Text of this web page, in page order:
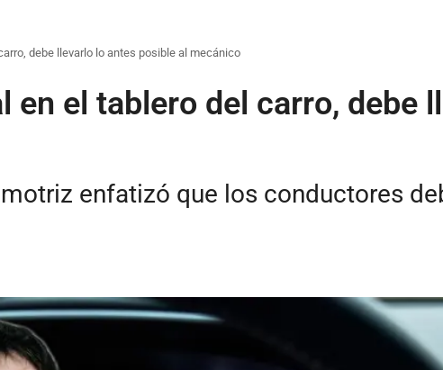
debe llevarlo lo antes posible al mecánico
en el tablero del carro, debe
enfatizó que los conductores